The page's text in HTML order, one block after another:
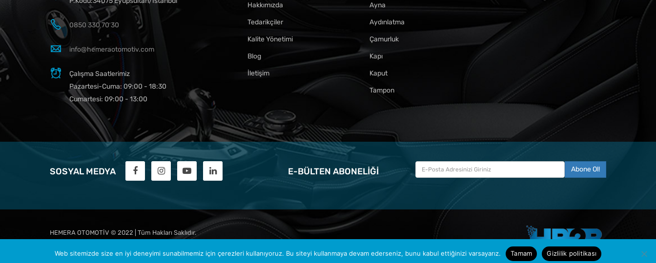
0850 330 70 30
info@hemeraotomotiv.com
Çalışma Saatlerimiz
Pazartesi-Cuma: 09:00 - 18:30
Cumartesi: 09:00 - 13:00
Hakkımızda
Tedarikçiler
Kalite Yönetimi
Blog
İletişim
Ayna
Aydınlatma
Çamurluk
Kapı
Kaput
Tampon
SOSYAL MEDYA E-BÜLTEN ABONELIĞI
HEMERA OTOMOTİV © 2022 | Tüm Hakları Saklıdır.
Web sitemizde size en iyi deneyimi sunabilmemiz için çerezleri kullanıyoruz. Bu siteyi kullanmaya devam ederseniz, bunu kabul ettiğinizi varsayarız. Tamam Gizlilik politikası